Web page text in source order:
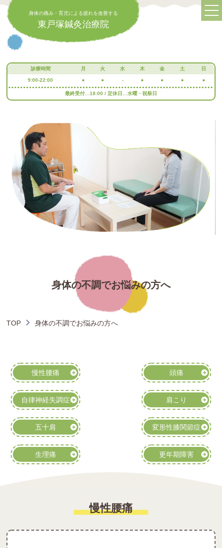
身体の痛み・育児による疲れを改善する
東戸塚鍼灸治療院
診療時間 月 火 水 木 金 土 日
9:00-22:00 ● ● - ● ● ● ●
最終受付…18:00 / 定休日…水曜・祝祭日
身体の不調でお悩みの方へ
TOP 身体の不調でお悩みの方へ
慢性腰痛 頭痛
自律神経失調症 肩こり
五十肩 変形性膝関節症
生理痛 更年期障害
慢性腰痛